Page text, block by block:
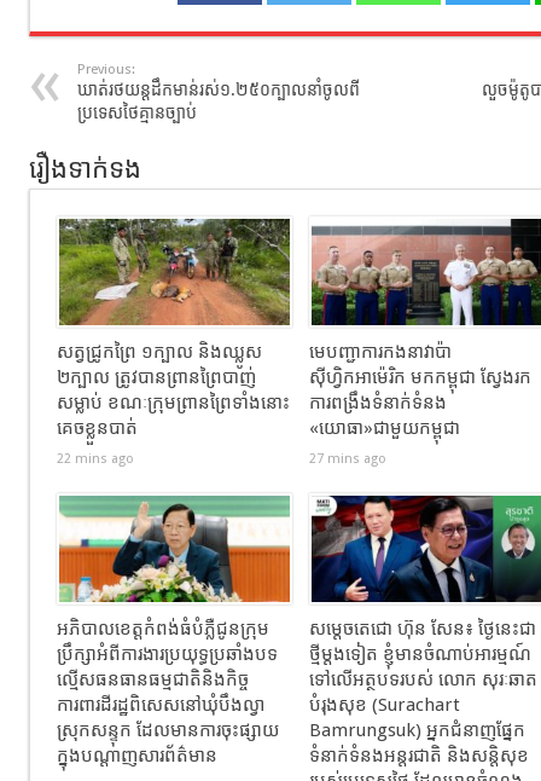
Previous:
ឃាត់រថយន្តដឹកមាន់រស់១.២៥០ក្បាលនាំចូលពី
ប្រទេសថៃគ្មានច្បាប់
លួចម៉ូតូប
រឿងទាក់ទង
សត្វជ្រូកព្រៃ ១ក្បាល និងឈ្លូស
២ក្បាល​ ត្រូវបានព្រានព្រៃបាញ់
សម្លាប់​ ខណៈ​ក្រុមព្រានព្រៃទាំងនោះ
គេចខ្លួនបាត់
22 mins ago
មេបញ្ជាការកងនាវាប៉ា
ស៊ីហ្វិកអាម៉េរិក មកកម្ពុជា ស្វែងរក
ការពង្រឹងទំនាក់ទំនង
«យោធា»ជាមួយកម្ពុជា
27 mins ago
អភិបាលខេត្តកំពង់ធំបំភ្លឺជូនក្រុម
ប្រឹក្សាអំពីការងារប្រយុទ្ធប្រឆាំងបទ
ល្មើសធនធានធម្មជាតិនិងកិច្ច
ការពារដីរដ្ឋពិសេសនៅឃុំបឹងល្វា
ស្រុកសន្ទុក ដែលមានការចុះផ្សាយ
ក្នុងបណ្តាញសារព័ត៌មាន
សម្តេចតេជោ ហ៊ុន សែន៖ ថ្ងៃនេះជា
ថ្មីម្តងទៀត ខ្ញុំមានចំណាប់អារម្មណ៍
ទៅលើអត្ថបទរបស់ លោក សុរៈឆាត
បំរុងសុខ (Surachart
Bamrungsuk) អ្នកជំនាញផ្នែក
ទំនាក់ទំនងអន្តរជាតិ និងសន្តិសុខ